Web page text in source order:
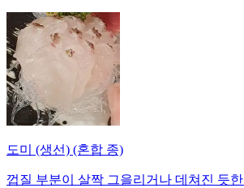
도미 (생선) (혼합 종)
껍질 부분이 살짝 그을리거나 데쳐진 듯